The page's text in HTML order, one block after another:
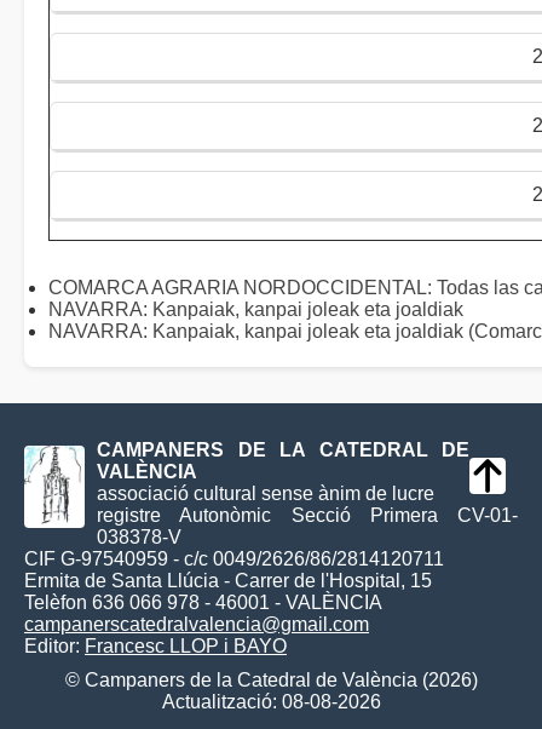
2
2
COMARCA AGRARIA NORDOCCIDENTAL: Todas las
NAVARRA: Kanpaiak, kanpai joleak eta joaldiak
NAVARRA: Kanpaiak, kanpai joleak eta joaldiak
CAMPANERS DE LA CATEDRAL DE
VALÈNCIA
associació cultural sense ànim de lucre
registre Autonòmic Secció Primera CV-01-
038378-V
CIF G-97540959 - c/c 0049/2626/86/2814120711
Ermita de Santa Llúcia - Carrer de l'Hospital, 15
Telèfon 636 066 978 - 46001 - VALÈNCIA
campanerscatedralvalencia@gmail.com
Editor: Francesc LLOP i BAYO
© Campaners de la Catedral de València (2026)
Actualització: 08-08-2026